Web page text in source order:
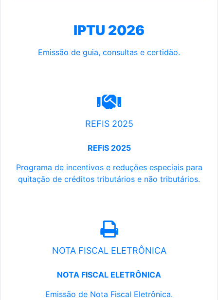
IPTU 2026
Emissão de guia, consultas e certidão.
REFIS 2025
REFIS 2025
Programa de incentivos e reduções especiais para
quitação de créditos tributários e não tributários.
NOTA FISCAL ELETRÔNICA
NOTA FISCAL ELETRÔNICA
Emissão de Nota Fiscal Eletrônica.